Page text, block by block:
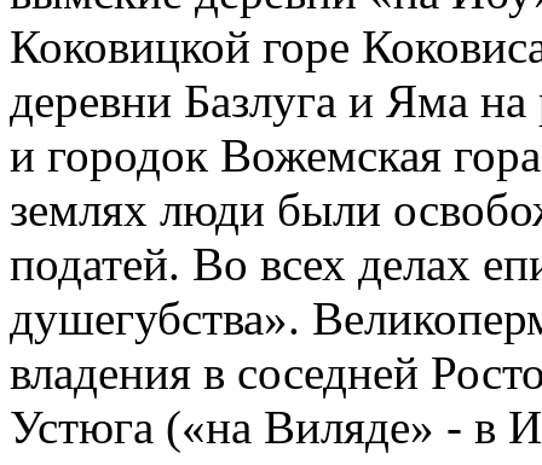
Коковицкой горе
деревни Базлуга и Яма
и городок Вожемская
землях люди были
податей. Во всех делах
душегубства».
владения в соседней
Устюга («на Виляде» - в